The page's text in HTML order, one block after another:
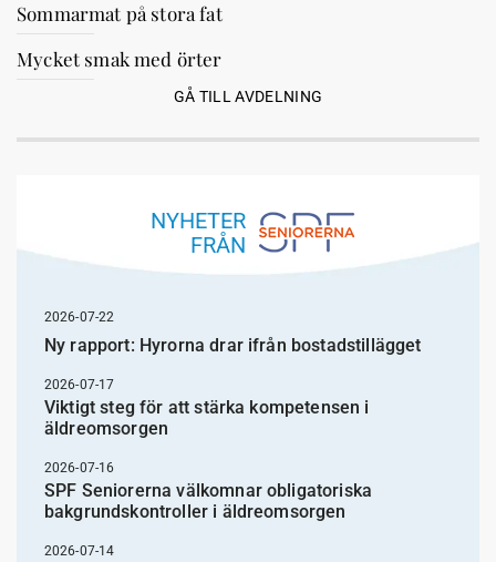
Sommarmat på stora fat
Mycket smak med örter
GÅ TILL AVDELNING
NYHETER
FRÅN
2026-07-22
Ny rapport: Hyrorna drar ifrån bostadstillägget
2026-07-17
Viktigt steg för att stärka kompetensen i
äldreomsorgen
2026-07-16
SPF Seniorerna välkomnar obligatoriska
bakgrundskontroller i äldreomsorgen
2026-07-14